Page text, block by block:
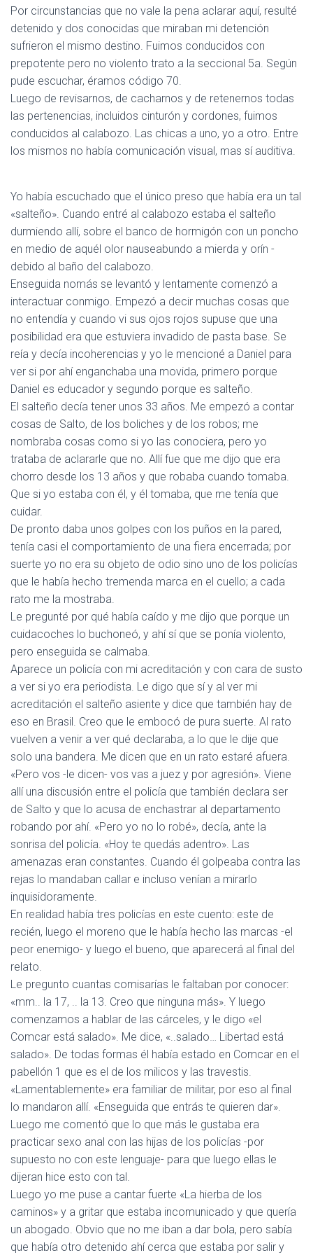
I
Por circunstancias que no vale la pena aclarar aquí, resulté
detenido y dos conocidas que miraban mi detención
sufrieron el mismo destino. Fuimos conducidos con
prepotente pero no violento trato a la seccional 5a. Según
pude escuchar, éramos código 70.
Luego de revisarnos, de cacharnos y de retenernos todas
las pertenencias, incluidos cinturón y cordones, fuimos
conducidos al calabozo. Las chicas a uno, yo a otro. Entre
los mismos no había comunicación visual, mas sí auditiva.
Yo había escuchado que el único preso que había era un tal
«salteño». Cuando entré al calabozo estaba el salteño
durmiendo allí, sobre el banco de hormigón con un poncho
en medio de aquél olor nauseabundo a mierda y orín -
debido al baño del calabozo.
Enseguida nomás se levantó y lentamente comenzó a
interactuar conmigo. Empezó a decir muchas cosas que
no entendía y cuando vi sus ojos rojos supuse que una
posibilidad era que estuviera invadido de pasta base. Se
reía y decía incoherencias y yo le mencioné a Daniel para
ver si por ahí enganchaba una movida, primero porque
Daniel es educador y segundo porque es salteño.
El salteño decía tener unos 33 años. Me empezó a contar
cosas de Salto, de los boliches y de los robos; me
nombraba cosas como si yo las conociera, pero yo
trataba de aclararle que no. Allí fue que me dijo que era
chorro desde los 13 años y que robaba cuando tomaba.
Que si yo estaba con él, y él tomaba, que me tenía que
cuidar.
De pronto daba unos golpes con los puños en la pared,
tenía casi el comportamiento de una fiera encerrada; por
suerte yo no era su objeto de odio sino uno de los policías
que le había hecho tremenda marca en el cuello; a cada
rato me la mostraba.
Le pregunté por qué había caído y me dijo que porque un
cuidacoches lo buchoneó, y ahí sí que se ponía violento,
pero enseguida se calmaba.
Aparece un policía con mi acreditación y con cara de susto
a ver si yo era periodista. Le digo que sí y al ver mi
acreditación el salteño asiente y dice que también hay de
eso en Brasil. Creo que le embocó de pura suerte. Al rato
vuelven a venir a ver qué declaraba, a lo que le dije que
solo una bandera. Me dicen que en un rato estaré afuera.
«Pero vos -le dicen- vos vas a juez y por agresión». Viene
allí una discusión entre el policía que también declara ser
de Salto y que lo acusa de enchastrar al departamento
robando por ahí. «Pero yo no lo robé», decía, ante la
sonrisa del policía. «Hoy te quedás adentro». Las
amenazas eran constantes. Cuando él golpeaba contra las
rejas lo mandaban callar e incluso venían a mirarlo
inquisidoramente.
En realidad había tres policías en este cuento: este de
recién, luego el moreno que le había hecho las marcas -el
peor enemigo- y luego el bueno, que aparecerá al final del
relato.
Le pregunto cuantas comisarías le faltaban por conocer:
«mm.. la 17, .. la 13. Creo que ninguna más». Y luego
comenzamos a hablar de las cárceles, y le digo «el
Comcar está salado». Me dice, «..salado… Libertad está
salado». De todas formas él había estado en Comcar en el
pabellón 1 que es el de los milicos y las travestis.
«Lamentablemente» era familiar de militar, por eso al final
lo mandaron allí. «Enseguida que entrás te quieren dar».
Luego me comentó que lo que más le gustaba era
practicar sexo anal con las hijas de los policías -por
supuesto no con este lenguaje- para que luego ellas le
dijeran hice esto con tal.
Luego yo me puse a cantar fuerte «La hierba de los
caminos» y a gritar que estaba incomunicado y que quería
un abogado. Obvio que no me iban a dar bola, pero sabía
que había otro detenido ahí cerca que estaba por salir y